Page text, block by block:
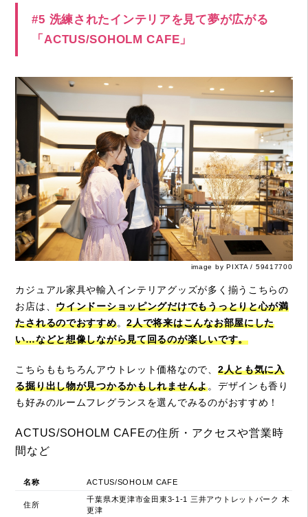
#5 洗練されたインテリアを見て夢が広がる
「ACTUS/SOHOLM CAFE」
image by PIXTA / 59417700
カジュアル家具や輸入インテリアグッズが多く揃うこちらの
お店は、ウインドーショッピングだけでもうっとりと心が満
たされるのでおすすめ。2人で将来はこんなお部屋にした
い…などと想像しながら見て回るのが楽しいです。
こちらももちろんアウトレット価格なので、 2人とも気に入
る掘り出し物が見つかるかもしれませんよ。デザインも香り
も好みのルームフレグランスを選んでみるのがおすすめ！
ACTUS/SOHOLM CAFEの住所・アクセスや営業時
間など
名称 ACTUS/SOHOLM CAFE
住所
千葉県木更津市金田東3-1-1 三井アウトレットパーク 木
更津